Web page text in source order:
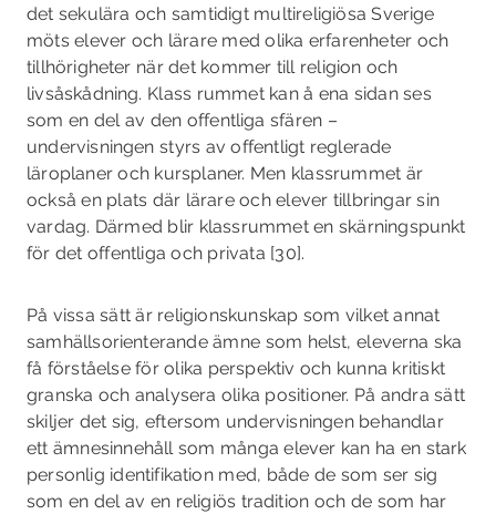
det sekulära och samtidigt multireligiösa Sverige
möts elever och lärare med olika erfarenheter och
tillhörigheter när det kommer till religion och
livsåskådning. Klass­ rummet kan å ena sidan ses
som en del av den offentliga sfären –
undervisningen styrs av offentligt reglerade
läroplaner och kursplaner. Men klassrummet är
också en plats där lärare och elever tillbringar sin
vardag. Därmed blir klassrummet en skärningspunkt
för det offentliga och privata [30].
På vissa sätt är religionskunskap som vilket annat
samhällsorienterande ämne som helst, eleverna ska
få förståelse för olika perspektiv och kunna kritiskt
granska och analysera olika positioner. På andra sätt
skiljer det sig, eftersom undervisningen behandlar
ett ämnesinnehåll som många elever kan ha en stark
personlig identifikation med, både de som ser sig
som en del av en religiös tradition och de som har